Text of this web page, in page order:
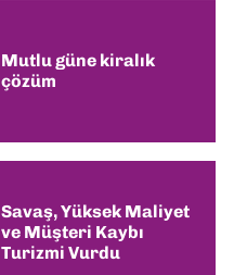
Mutlu güne kiralık
çözüm
Savaş, Yüksek Maliyet
ve Müşteri Kaybı
Turizmi Vurdu